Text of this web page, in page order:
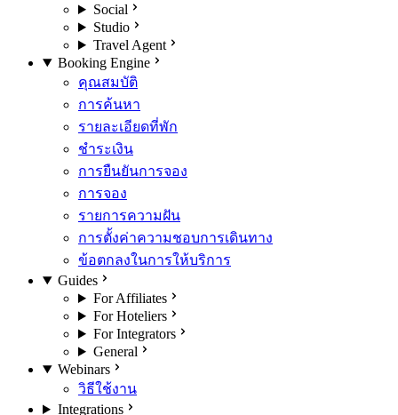
Social
Studio
Travel Agent
Booking Engine
คุณสมบัติ
การค้นหา
รายละเอียดที่พัก
ชำระเงิน
การยืนยันการจอง
การจอง
รายการความฝัน
การตั้งค่าความชอบการเดินทาง
ข้อตกลงในการให้บริการ
Guides
For Affiliates
For Hoteliers
For Integrators
General
Webinars
วิธีใช้งาน
Integrations